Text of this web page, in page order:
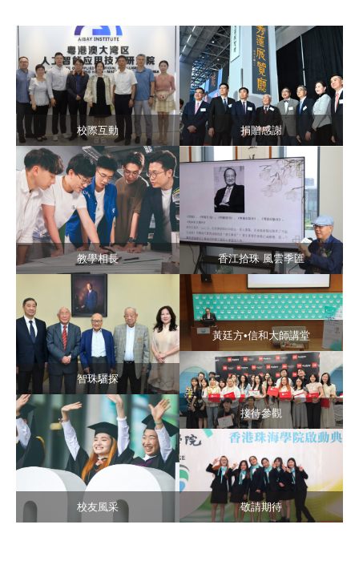
校際互動
教學相長
捐贈感謝
香江拾珠 風雲季匯
智珠驪探
校友風采
黃廷方•信和大師講堂
接待參觀
敬請期待